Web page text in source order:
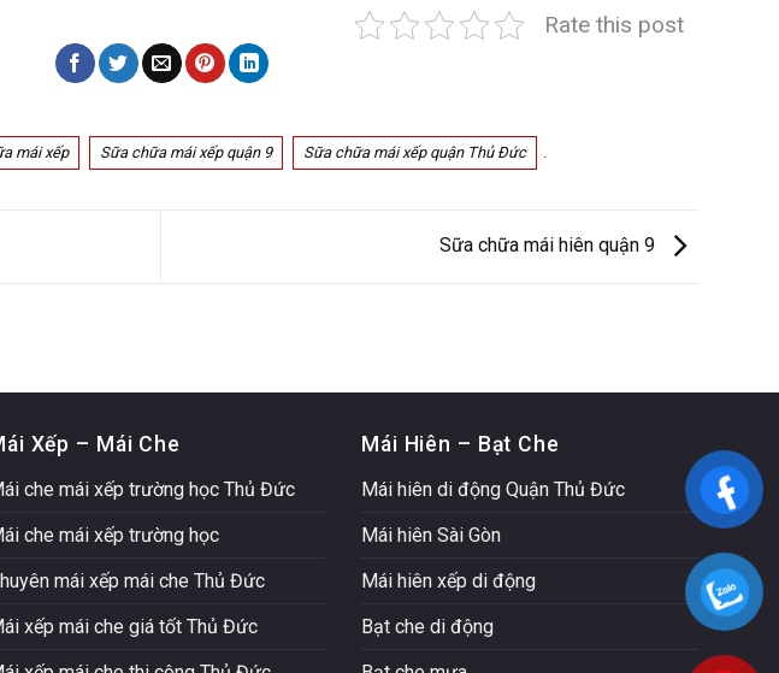
Rate this post
mái xếp Sữa chữa mái xếp quận 9 Sữa chữa mái xếp quận Thủ Đức
Sữa chữa mái hiên quận 9
Xếp – Mái Che
che mái xếp trường học Thủ Đức
che mái xếp trường học
mái xếp mái che Thủ Đức
xếp mái che giá tốt Thủ Đức
Mái Hiên – Bạt Che
Mái hiên di động Quận Thủ Đức
Mái hiên Sài Gòn
Mái hiên xếp di động
Bạt che di động